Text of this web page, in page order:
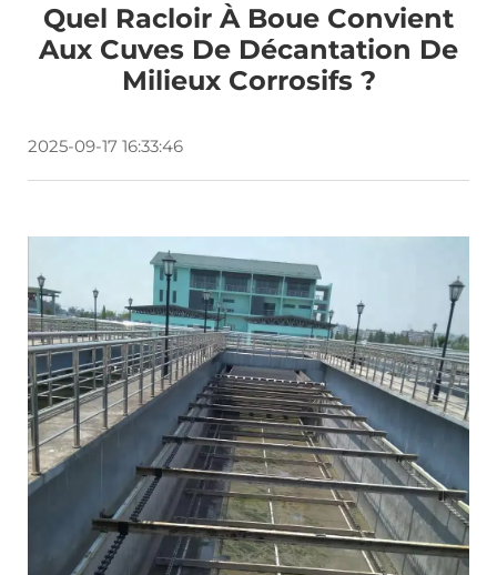
Quel Racloir À Boue Convient
Aux Cuves De Décantation De
Milieux Corrosifs ?
2025-09-17 16:33:46